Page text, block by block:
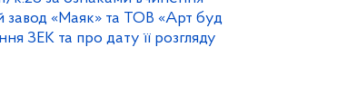
завод «Маяк» та ТОВ «Арт буд
ЗЕК та про дату її розгляду